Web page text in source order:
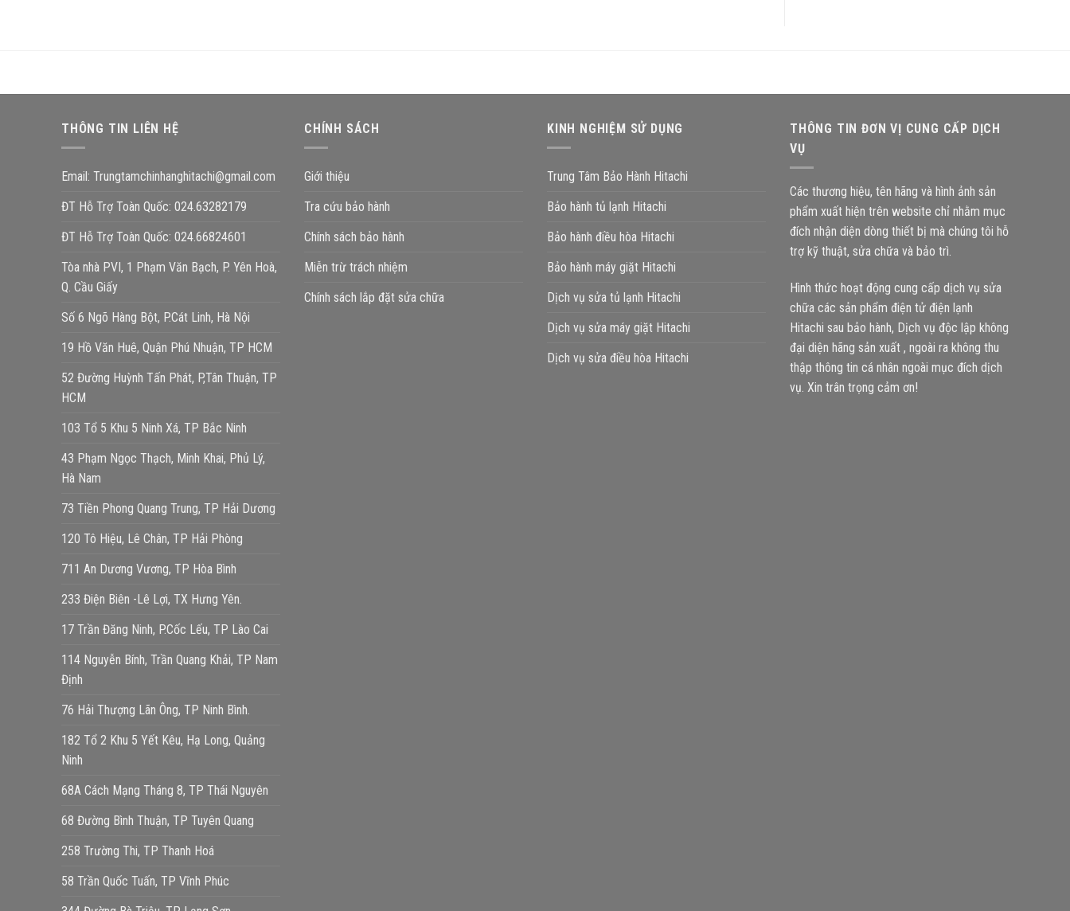
THÔNG TIN LIÊN HỆ
Email: Trungtamchinhanghitachi@gmail.com
ĐT Hỗ Trợ Toàn Quốc: 024.63282179
ĐT Hỗ Trợ Toàn Quốc: 024.66824601
Tòa nhà PVI, 1 Phạm Văn Bạch, P. Yên Hoà,
Q. Cầu Giấy
Số 6 Ngõ Hàng Bột, P.Cát Linh, Hà Nội
19 Hồ Văn Huê, Quận Phú Nhuận, TP HCM
52 Đường Huỳnh Tấn Phát, P,Tân Thuận, TP
HCM
103 Tổ 5 Khu 5 Ninh Xá, TP Bắc Ninh
43 Phạm Ngọc Thạch, Minh Khai, Phủ Lý,
Hà Nam
73 Tiền Phong Quang Trung, TP Hải Dương
120 Tô Hiệu, Lê Chân, TP Hải Phòng
711 An Dương Vương, TP Hòa Bình
233 Điện Biên -Lê Lợi, TX Hưng Yên.
17 Trần Đăng Ninh, P.Cốc Lếu, TP Lào Cai
114 Nguyễn Bính, Trần Quang Khải, TP Nam
Định
76 Hải Thượng Lãn Ông, TP Ninh Bình.
182 Tổ 2 Khu 5 Yết Kêu, Hạ Long, Quảng
Ninh
68A Cách Mạng Tháng 8, TP Thái Nguyên
68 Đường Bình Thuận, TP Tuyên Quang
258 Trường Thi, TP Thanh Hoá
58 Trần Quốc Tuấn, TP Vĩnh Phúc
CHÍNH SÁCH
Giới thiệu
Tra cứu bảo hành
Chính sách bảo hành
Miễn trừ trách nhiệm
Chính sách lắp đặt sửa chữa
KINH NGHIỆM SỬ DỤNG
Trung Tâm Bảo Hành Hitachi
Bảo hành tủ lạnh Hitachi
Bảo hành điều hòa Hitachi
Bảo hành máy giặt Hitachi
Dịch vụ sửa tủ lạnh Hitachi
Dịch vụ sửa máy giặt Hitachi
Dịch vụ sửa điều hòa Hitachi
THÔNG TIN ĐƠN VỊ CUNG CẤP DỊCH
VỤ
Các thương hiệu, tên hãng và hình ảnh sản
phẩm xuất hiện trên website chỉ nhằm mục
đích nhận diện dòng thiết bị mà chúng tôi hỗ
trợ kỹ thuật, sửa chữa và bảo trì.
Hình thức hoạt động cung cấp dịch vụ sửa
chữa các sản phẩm điện tử điện lạnh
Hitachi sau bảo hành, Dịch vụ độc lập không
đại diện hãng sản xuất , ngoài ra không thu
thập thông tin cá nhân ngoài mục đích dịch
vụ. Xin trân trọng cảm ơn!